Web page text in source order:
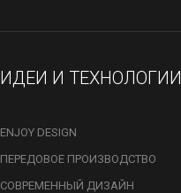
ИДЕИ И ТЕХНОЛОГИИ
ENJOY DESIGN
ПЕРЕДОВОЕ ПРОИЗВОДСТВО
СОВРЕМЕННЫЙ ДИЗАЙН